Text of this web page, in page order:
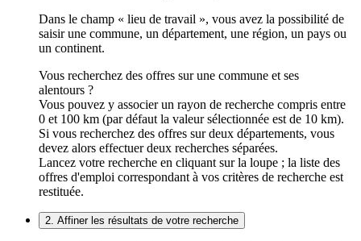
Dans le champ « lieu de travail », vous avez la possibilité de
saisir une commune, un département, une région, un pays ou
un continent.
Vous recherchez des offres sur une commune et ses
alentours ?
Vous pouvez y associer un rayon de recherche compris entre
0 et 100 km (par défaut la valeur sélectionnée est de 10 km).
Si vous recherchez des offres sur deux départements, vous
devez alors effectuer deux recherches séparées.
Lancez votre recherche en cliquant sur la loupe ; la liste des
offres d'emploi correspondant à vos critères de recherche est
restituée.
2. Affiner les résultats de votre recherche